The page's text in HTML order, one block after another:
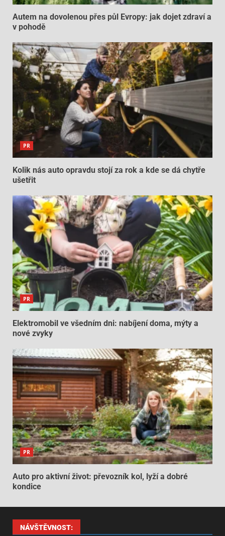
Autem na dovolenou přes půl Evropy: jak dojet zdraví a
v pohodě
PR
Kolik nás auto opravdu stojí za rok a kde se dá chytře
ušetřit
PR
Elektromobil ve všedním dni: nabíjení doma, mýty a
nové zvyky
PR
Auto pro aktivní život: převozník kol, lyží a dobré
kondice
NÁVŠTĚVNOST: